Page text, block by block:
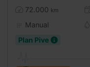
72.000 km
Manual
Plan Pive